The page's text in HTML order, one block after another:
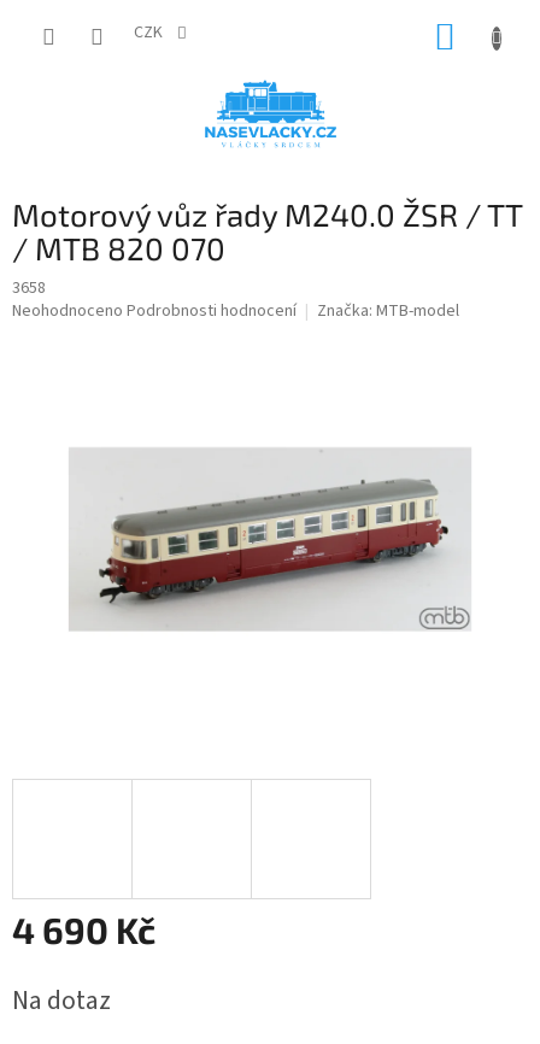
CZK
Motorový vůz řady M240.0 ŽSR / TT
/ MTB 820 070
3658
Průměrné
Neohodnoceno Podrobnosti hodnocení Značka: MTB-model
4 690 Kč
cena:
Na dotaz